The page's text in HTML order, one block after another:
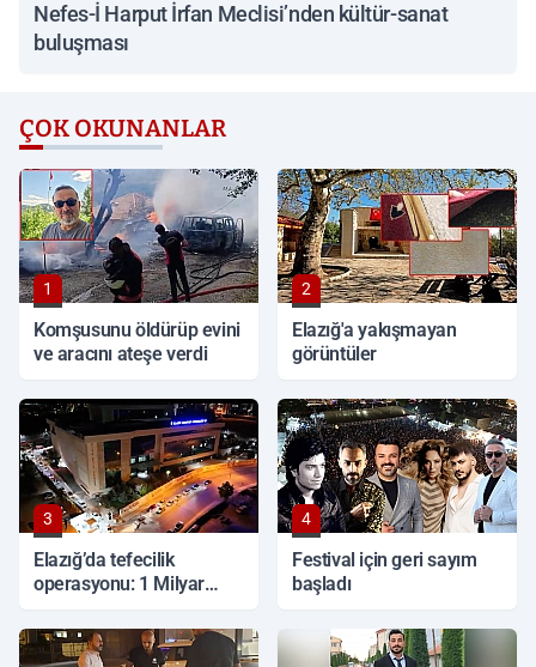
Nefes-İ Harput İrfan Meclisi’nden kültür-sanat
buluşması
ÇOK OKUNANLAR
1
Komşusunu öldürüp evini
ve aracını ateşe verdi
2
Elazığ'a yakışmayan
görüntüler
3
Elazığ’da tefecilik
operasyonu: 1 Milyar
4
Festival için geri sayım
başladı